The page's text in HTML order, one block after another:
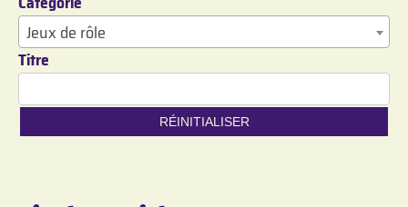
Jeux de rôle
Titre
RÉINITIALISER